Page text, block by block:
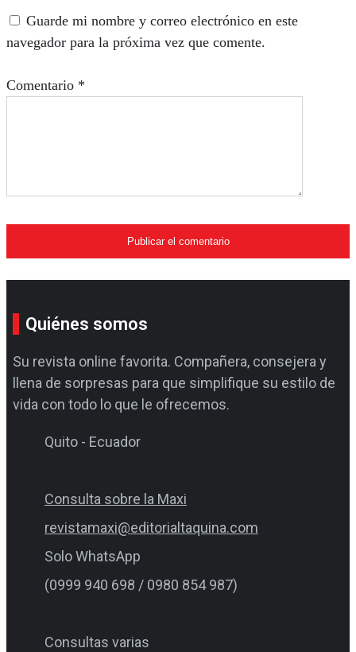
Guarde mi nombre y correo electrónico en este
navegador para la próxima vez que comente.
Comentario *
Quiénes somos
Su revista online favorita. Compañera, consejera y
llena de sorpresas para que simplifique su estilo de
vida con todo lo que le ofrecemos.
Quito - Ecuador
Consulta sobre la Maxi
revistamaxi@editorialtaquina.com
Solo WhatsApp
(0999 940 698 / 0980 854 987)
Consultas varias